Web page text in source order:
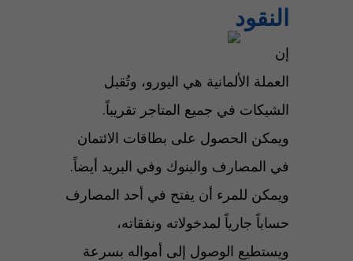
النقود
إن
العملة الألمانية هي اليورو، وتُقبل
الشيكات في جميع المتاجر تقريباً.
ويمكن الحصول على بطاقات الائتمان
في المصارف والبنوك وفي البريد أيضاً.
ويمكن للمرء أن يفتح في أحد المصارف
حساباً جارياً لمدخولاته ونفقاته،
ويستطيع الوصول إلى أمواله بسرعة